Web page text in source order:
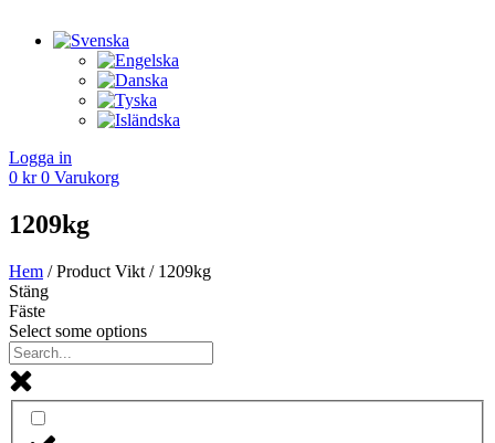
Logga in
0 kr 0 Varukorg
1209kg
Hem / Product Vikt / 1209kg
Stäng
Fäste
Select some options